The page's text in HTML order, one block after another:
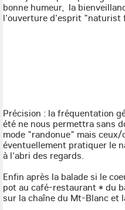
bonne humeur, la
l'ouverture d'esprit "naturist
Précision : la fréquentation
été ne nous permettra sans
mode "randonue" mais
éventuellement pratiquer le
à l'abri des regards.
Enfin après la balade si le
pot au café-restaurant * du
sur la chaîne du Mt-Blanc et